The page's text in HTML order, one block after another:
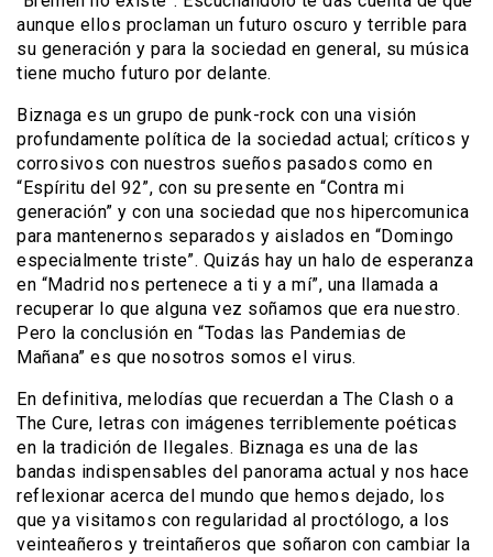
aunque ellos proclaman un futuro oscuro y terrible para
su generación y para la sociedad en general, su música
tiene mucho futuro por delante.
Biznaga es un grupo de punk-rock con una visión
profundamente política de la sociedad actual; críticos y
corrosivos con nuestros sueños pasados como en
“Espíritu del 92”, con su presente en “Contra mi
generación” y con una sociedad que nos hipercomunica
para mantenernos separados y aislados en “Domingo
especialmente triste”. Quizás hay un halo de esperanza
en “Madrid nos pertenece a ti y a mí”, una llamada a
recuperar lo que alguna vez soñamos que era nuestro.
Pero la conclusión en “Todas las Pandemias de
Mañana” es que nosotros somos el virus.
En definitiva, melodías que recuerdan a The Clash o a
The Cure, letras con imágenes terriblemente poéticas
en la tradición de Ilegales. Biznaga es una de las
bandas indispensables del panorama actual y nos hace
reflexionar acerca del mundo que hemos dejado, los
que ya visitamos con regularidad al proctólogo, a los
veinteañeros y treintañeros que soñaron con cambiar la